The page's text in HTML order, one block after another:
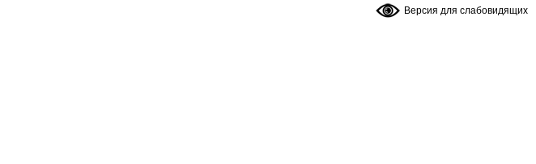
Версия для слабовидящих